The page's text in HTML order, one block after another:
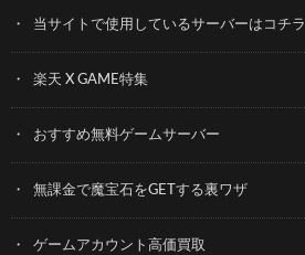
当サイトで使用しているサーバーはコチラ
楽天 X GAME特集
おすすめ無料ゲームサーバー
無課金で魔宝石をGETする裏ワザ
ゲームアカウント高価買取